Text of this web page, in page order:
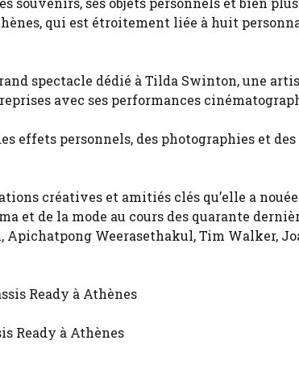
qui est étroitement liée à huit
spectacle dédié à Tilda Swinton, une
avec ses performances
effets personnels, des photographies et
créatives et amitiés clés qu’elle a
et de la mode au cours des quarante
Apichatpong Weerasethakul, Tim Walker,
Ready à Athènes